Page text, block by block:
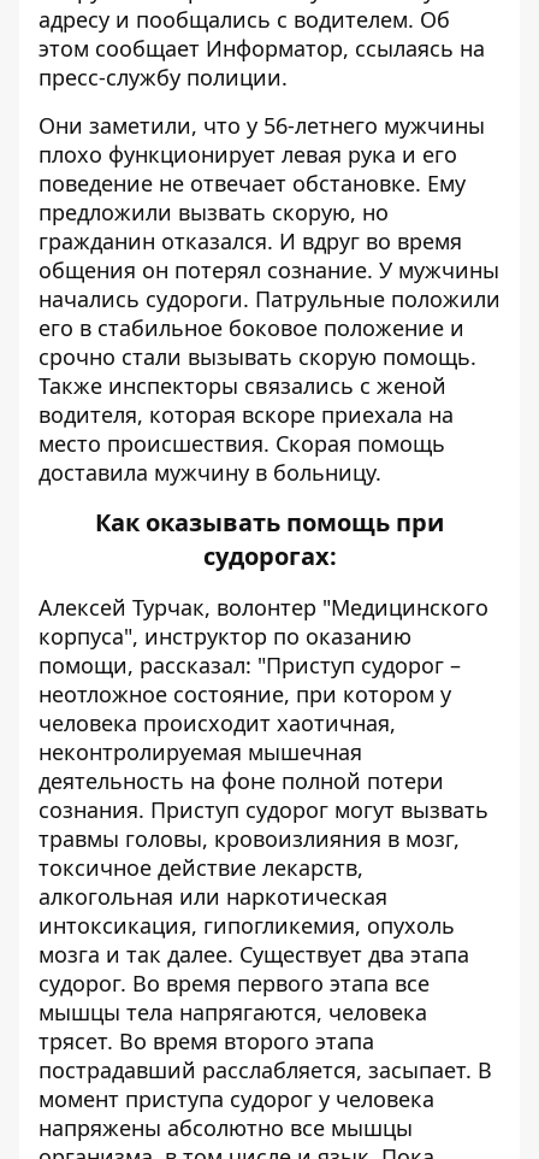
адресу и пообщались с водителем. Об
этом сообщает Информатор, ссылаясь на
пресс-службу полиции.
Они заметили, что у 56-летнего мужчины
плохо функционирует левая рука и его
поведение не отвечает обстановке. Ему
предложили вызвать скорую, но
гражданин отказался. И вдруг во время
общения он потерял сознание. У мужчины
начались судороги. Патрульные положили
его в стабильное боковое положение и
срочно стали вызывать скорую помощь.
Также инспекторы связались с женой
водителя, которая вскоре приехала на
место происшествия. Скорая помощь
доставила мужчину в больницу.
Как оказывать помощь при
судорогах:
Алексей Турчак, волонтер "Медицинского
корпуса", инструктор по оказанию
помощи, рассказал: "Приступ судорог –
неотложное состояние, при котором у
человека происходит хаотичная,
неконтролируемая мышечная
деятельность на фоне полной потери
сознания. Приступ судорог могут вызвать
травмы головы, кровоизлияния в мозг,
токсичное действие лекарств,
алкогольная или наркотическая
интоксикация, гипогликемия, опухоль
мозга и так далее. Существует два этапа
судорог. Во время первого этапа все
мышцы тела напрягаются, человека
трясет. Во время второго этапа
пострадавший расслабляется, засыпает. В
момент приступа судорог у человека
напряжены абсолютно все мышцы